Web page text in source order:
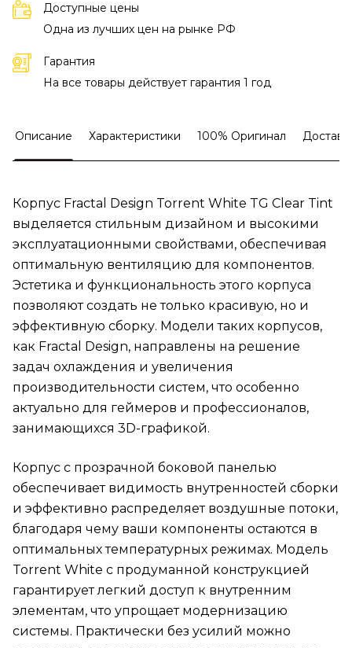
Доступные цены
Одна из лучших цен на рынке РФ
Гарантия
На все товары действует гарантия 1 год
Описание Характеристики 100% Оригинал
Корпус Fractal Design Torrent White TG Clear Tint
выделяется стильным дизайном и высокими
эксплуатационными свойствами, обеспечивая
оптимальную вентиляцию для компонентов.
Эстетика и функциональность этого корпуса
позволяют создать не только красивую, но и
эффективную сборку. Модели таких корпусов,
как Fractal Design, направлены на решение
задач охлаждения и увеличения
производительности систем, что особенно
актуально для геймеров и профессионалов,
занимающихся 3D-графикой.
Корпус с прозрачной боковой панелью
обеспечивает видимость внутренностей сборки
и эффективно распределяет воздушные потоки,
благодаря чему ваши компоненты остаются в
оптимальных температурных режимах. Модель
Torrent White с продуманной конструкцией
гарантирует легкий доступ к внутренним
элементам, что упрощает модернизацию
системы. Практически без усилий можно